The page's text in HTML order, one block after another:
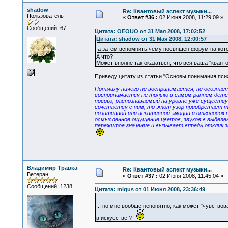
shadow
Пользователь
Сообщений: 67
Re: Квантовый аспект музыки...
« Ответ #36 : 02 Июня 2008, 11:29:09 »
Цитата: OEOUO от 31 Мая 2008, 17:02:52
Цитата: shadow от 31 Мая 2008, 12:00:57
а затем вспомнить чему посвящен форум на
А что?
Может вполне так оказаться, что вся ваша
Приведу цитату из статьи "Основы понимания
Поначалу ничего не воспринимается, не
воспринимается не только в самом раннем
нового, распознаваемый на уровне уже
сочетается с ним, то этот узор приобретает
позитивной или негативной эмоции и
осмысленное ощущение цветов, звуков в
пережитое значение и вызывает впредь отклик
Владимир Травка
Ветеран
Сообщений: 1238
Re: Квантовый аспект музыки...
« Ответ #37 : 02 Июня 2008, 11:45:04 »
Цитата: migus от 01 Июня 2008, 23:36:49
... но мне вообще непонятно, как может
в искусстве ?